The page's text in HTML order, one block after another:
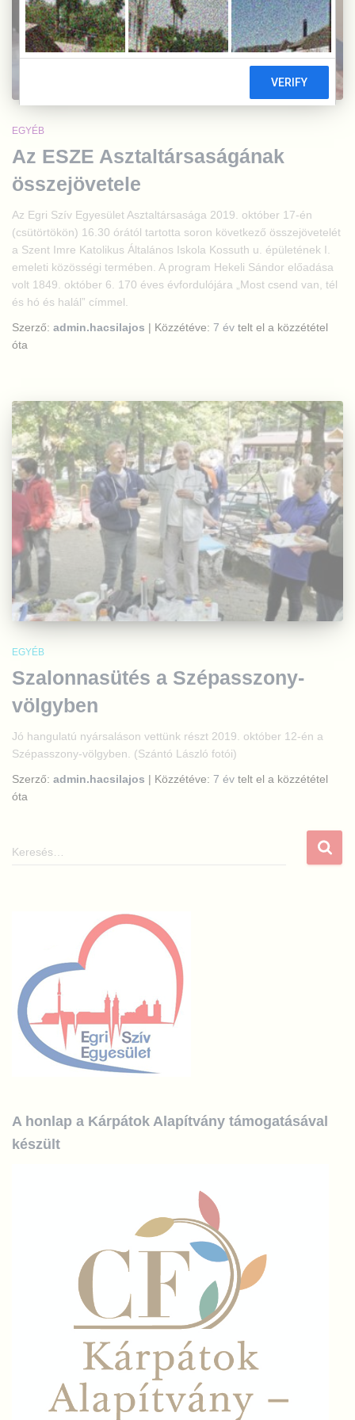
EGYÉB
Az ESZE Asztaltársaságának
összejövetele
Az Egri Szív Egyesület Asztaltársasága 2019. október 17-én
(csütörtökön) 16.30 órától tartotta soron következő összejövetelét
a Szent Imre Katolikus Általános Iskola Kossuth u. épületének I.
emeleti közösségi termében. A program Hekeli Sándor előadása
volt 1849. október 6. 170 éves évfordulójára „Most csend van, tél
és hó és halál” címmel.
Szerző: admin.hacsilajos | Közzétéve: 7 év telt el a közzététel
óta
EGYÉB
Szalonnasütés a Szépasszony-
völgyben
Jó hangulatú nyársaláson vettünk részt 2019. október 12-én a
Szépasszony-völgyben. (Szántó László fotói)
Szerző: admin.hacsilajos | Közzétéve: 7 év telt el a közzététel
óta
K
A honlap a Kárpátok Alapítvány támogatásával
készült